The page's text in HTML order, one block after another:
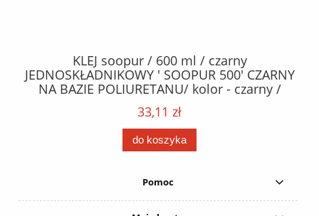
KLEJ soopur / 600 ml / czarny
JEDNOSKŁADNIKOWY ' SOOPUR 500' CZARNY
NA BAZIE POLIURETANU/ kolor - czarny /
karton 20 szt. / pistolet do kleju 307730 /
33,11 zł
do koszyka
Pomoc